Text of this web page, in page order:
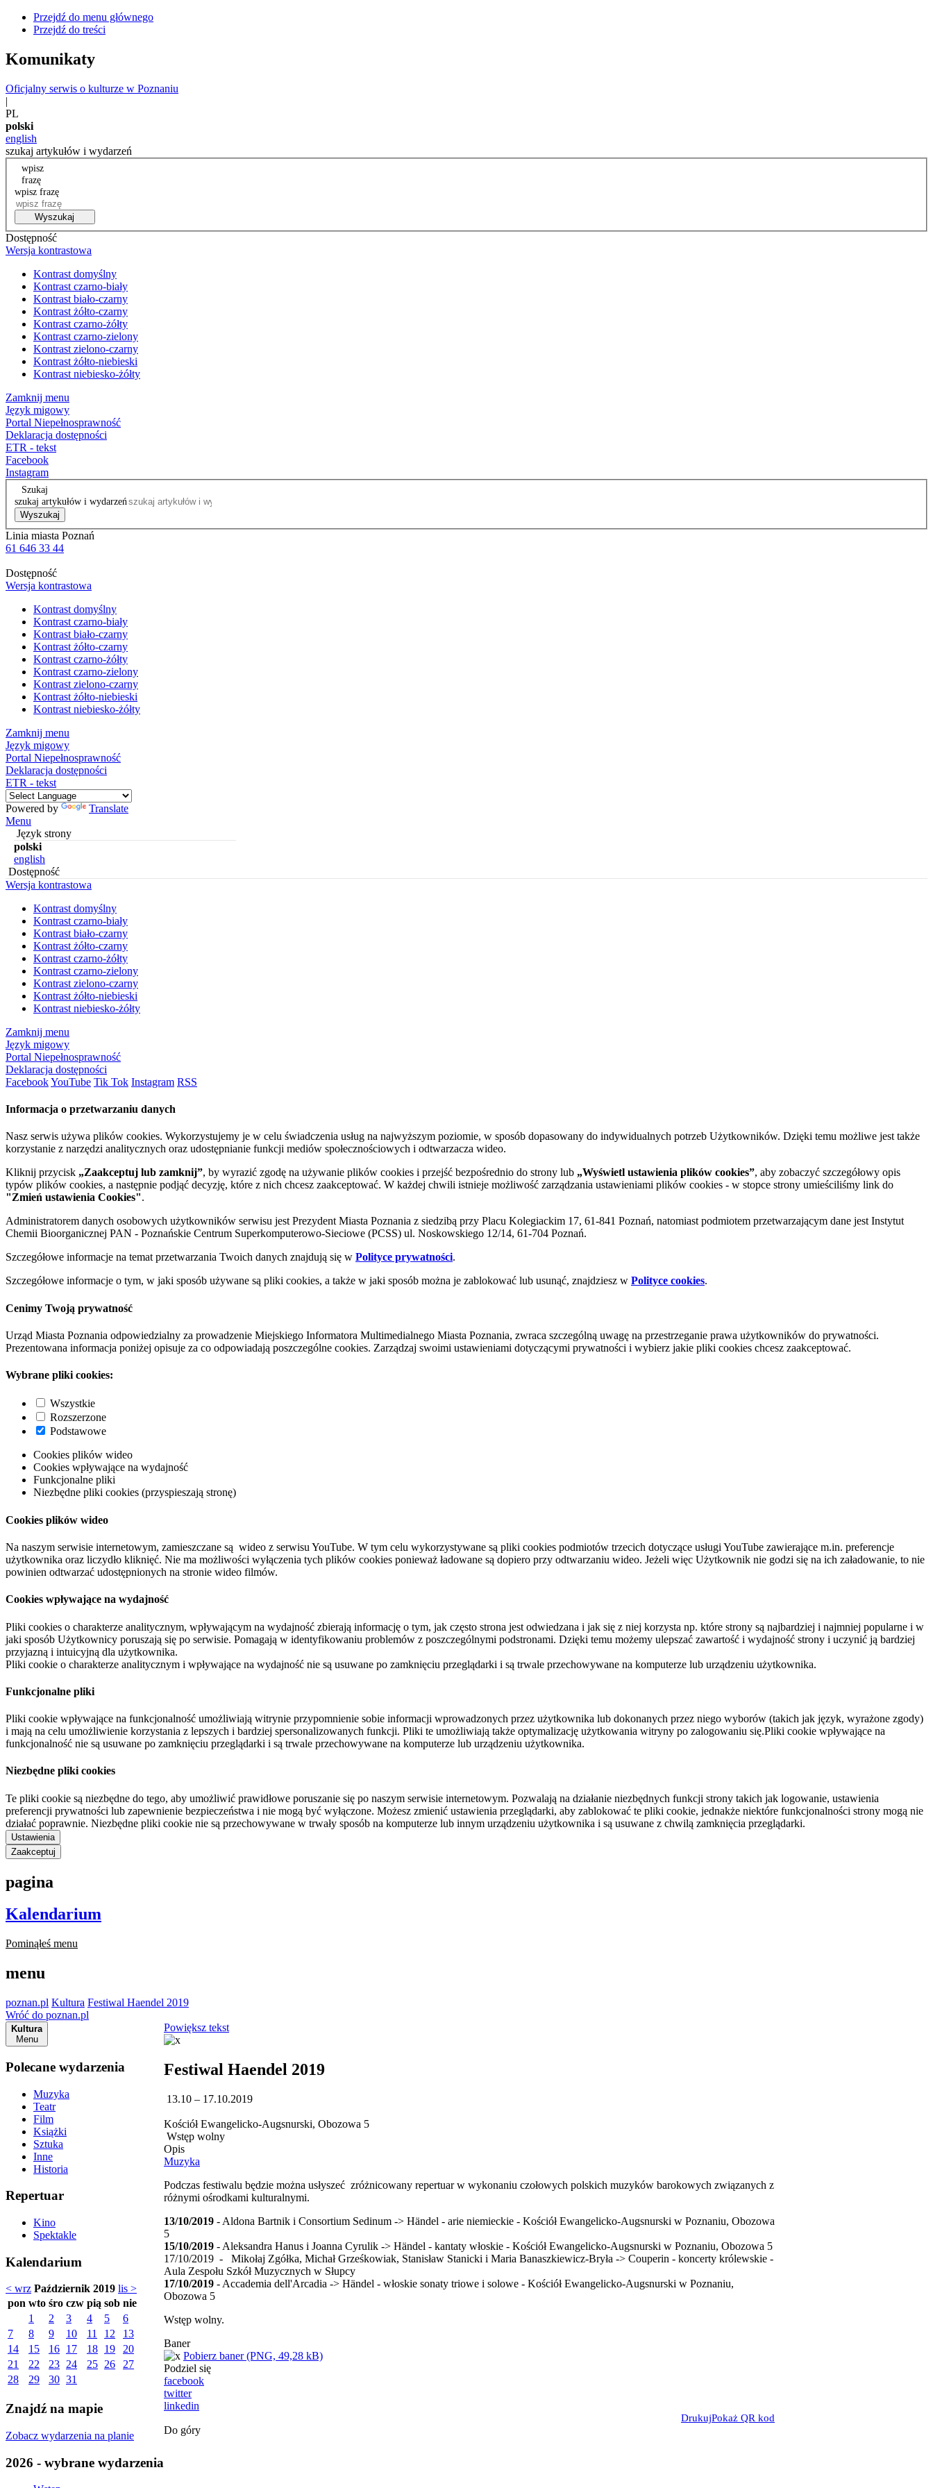
Przejdź do menu głównego
Przejdź do treści
Komunikaty
Oficjalny serwis o kulturze w Poznaniu
|
PL
polski
english
szukaj artykułów i wydarzeń
wpisz
frazę
wpisz frazę
Wyszukaj
Dostępność
Wersja kontrastowa
Kontrast domyślny
Kontrast czarno-biały
Kontrast biało-czarny
Kontrast żółto-czarny
Kontrast czarno-żółty
Kontrast czarno-zielony
Kontrast zielono-czarny
Kontrast żółto-niebieski
Kontrast niebiesko-żółty
Zamknij menu
Język migowy
Portal Niepełnosprawność
Deklaracja dostępności
ETR - tekst
Facebook
Instagram
Szukaj
szukaj artykułów i wydarzeń
Wyszukaj
Linia miasta Poznań
61 646 33 44
Dostępność
Wersja kontrastowa
Kontrast domyślny
Kontrast czarno-biały
Kontrast biało-czarny
Kontrast żółto-czarny
Kontrast czarno-żółty
Kontrast czarno-zielony
Kontrast zielono-czarny
Kontrast żółto-niebieski
Kontrast niebiesko-żółty
Zamknij menu
Język migowy
Portal Niepełnosprawność
Deklaracja dostępności
ETR - tekst
Powered by
Translate
Menu
Język strony
polski
english
Dostępność
Wersja kontrastowa
Kontrast domyślny
Kontrast czarno-biały
Kontrast biało-czarny
Kontrast żółto-czarny
Kontrast czarno-żółty
Kontrast czarno-zielony
Kontrast zielono-czarny
Kontrast żółto-niebieski
Kontrast niebiesko-żółty
Zamknij menu
Język migowy
Portal Niepełnosprawność
Deklaracja dostępności
FacebookYouTube Tik Tok Instagram RSS
Informacja o przetwarzaniu danych
Nasz serwis używa plików cookies. Wykorzystujemy je w celu świadczenia usług na najwyższym poziomie, w sposób dopasowany do indywidualnych potrzeb Użytkowników. Dzięki temu możliwe jest także
korzystanie z narzędzi analitycznych oraz udostępnianie funkcji mediów społecznościowych i odtwarzacza wideo.
Kliknij przycisk „Zaakceptuj lub zamknij”, by wyrazić zgodę na używanie plików cookies i przejść bezpośrednio do strony lub „Wyświetl ustawienia plików cookies”, aby zobaczyć szczegółowy opis
typów plików cookies, a następnie podjąć decyzję, które z nich chcesz zaakceptować. W każdej chwili istnieje możliwość zarządzania ustawieniami plików cookies - w stopce strony umieściliśmy link do
"Zmień ustawienia Cookies".
Administratorem danych osobowych użytkowników serwisu jest Prezydent Miasta Poznania z siedzibą przy Placu Kolegiackim 17, 61-841 Poznań, natomiast podmiotem przetwarzającym dane jest Instytut
Chemii Bioorganicznej PAN - Poznańskie Centrum Superkomputerowo-Sieciowe (PCSS) ul. Noskowskiego 12/14, 61-704 Poznań.
Szczegółowe informacje na temat przetwarzania Twoich danych znajdują się w Polityce prywatności.
Szczegółowe informacje o tym, w jaki sposób używane są pliki cookies, a także w jaki sposób można je zablokować lub usunąć, znajdziesz w Polityce cookies.
Cenimy Twoją prywatność
Urząd Miasta Poznania odpowiedzialny za prowadzenie Miejskiego Informatora Multimedialnego Miasta Poznania, zwraca szczególną uwagę na przestrzeganie prawa użytkowników do prywatności.
Prezentowana informacja poniżej opisuje za co odpowiadają poszczególne cookies. Zarządzaj swoimi ustawieniami dotyczącymi prywatności i wybierz jakie pliki cookies chcesz zaakceptować.
Wybrane pliki cookies:
Wszystkie
Rozszerzone
Podstawowe
Cookies plików wideo
Cookies wpływające na wydajność
Funkcjonalne pliki
Niezbędne pliki cookies (przyspieszają stronę)
Cookies plików wideo
Na naszym serwisie internetowym, zamieszczane są wideo z serwisu YouTube. W tym celu wykorzystywane są pliki cookies podmiotów trzecich dotyczące usługi YouTube zawierające m.in. preferencje
użytkownika oraz liczydło kliknięć. Nie ma możliwości wyłączenia tych plików cookies ponieważ ładowane są dopiero przy odtwarzaniu wideo. Jeżeli więc Użytkownik nie godzi się na ich załadowanie, to nie
powinien odtwarzać udostępnionych na stronie wideo filmów.
Cookies wpływające na wydajność
Pliki cookies o charakterze analitycznym, wpływającym na wydajność zbierają informację o tym, jak często strona jest odwiedzana i jak się z niej korzysta np. które strony są najbardziej i najmniej popularne i w
jaki sposób Użytkownicy poruszają się po serwisie. Pomagają w identyfikowaniu problemów z poszczególnymi podstronami. Dzięki temu możemy ulepszać zawartość i wydajność strony i uczynić ją bardziej
przyjazną i intuicyjną dla użytkownika.
Pliki cookie o charakterze analitycznym i wpływające na wydajność nie są usuwane po zamknięciu przeglądarki i są trwale przechowywane na komputerze lub urządzeniu użytkownika.
Funkcjonalne pliki
Pliki cookie wpływające na funkcjonalność umożliwiają witrynie przypomnienie sobie informacji wprowadzonych przez użytkownika lub dokonanych przez niego wyborów (takich jak język, wyrażone zgody)
i mają na celu umożliwienie korzystania z lepszych i bardziej spersonalizowanych funkcji. Pliki te umożliwiają także optymalizację użytkowania witryny po zalogowaniu się.Pliki cookie wpływające na
funkcjonalność nie są usuwane po zamknięciu przeglądarki i są trwale przechowywane na komputerze lub urządzeniu użytkownika.
Niezbędne pliki cookies
Te pliki cookie są niezbędne do tego, aby umożliwić prawidłowe poruszanie się po naszym serwisie internetowym. Pozwalają na działanie niezbędnych funkcji strony takich jak logowanie, ustawienia
preferencji prywatności lub zapewnienie bezpieczeństwa i nie mogą być wyłączone. Możesz zmienić ustawienia przeglądarki, aby zablokować te pliki cookie, jednakże niektóre funkcjonalności strony mogą nie
działać poprawnie. Niezbędne pliki cookie nie są przechowywane w trwały sposób na komputerze lub innym urządzeniu użytkownika i są usuwane z chwilą zamknięcia przeglądarki.
Ustawienia
Zaakceptuj
pagina
Kalendarium
Pominąłeś menu
menu
poznan.pl Kultura Festiwal Haendel 2019
Wróć do poznan.pl
Kultura
Menu
Polecane wydarzenia
Muzyka
Teatr
Film
Książki
Sztuka
Inne
Historia
Repertuar
Kino
Spektakle
Kalendarium
< wrz Październik 2019 lis >
pon wto śro czw pią sob nie
1
2 3 4 5
6
7
8 9 10 11 12
13
14
15 16 17 18 19
20
21
22 23 24 25 26
27
28
29 30 31
Znajdź na mapie
Zobacz wydarzenia na planie
2026 - wybrane wydarzenia
Powiększ tekst
Festiwal Haendel 2019
13.10 – 17.10.2019
Kościół Ewangelicko-Augsnurski, Obozowa 5
Wstęp wolny
Opis
Muzyka
Podczas festiwalu będzie można usłyszeć zróżnicowany repertuar w wykonaniu czołowych polskich muzyków barokowych związanych z
różnymi ośrodkami kulturalnymi.
13/10/2019 - Aldona Bartnik i Consortium Sedinum -> Händel - arie niemieckie - Kościół Ewangelicko-Augsnurski w Poznaniu, Obozowa
5
15/10/2019 - Aleksandra Hanus i Joanna Cyrulik -> Händel - kantaty włoskie - Kościół Ewangelicko-Augsnurski w Poznaniu, Obozowa 5
17/10/2019 - Mikołaj Zgółka, Michał Grześkowiak, Stanisław Stanicki i Maria Banaszkiewicz-Bryła -> Couperin - koncerty królewskie -
Aula Zespołu Szkół Muzycznych w Słupcy
17/10/2019 - Accademia dell'Arcadia -> Händel - włoskie sonaty triowe i solowe - Kościół Ewangelicko-Augsnurski w Poznaniu,
Obozowa 5
Wstęp wolny.
Baner
Pobierz baner (PNG, 49,28 kB)
Podziel się
facebook
twitter
linkedin
DrukujPokaż QR kod
Do góry